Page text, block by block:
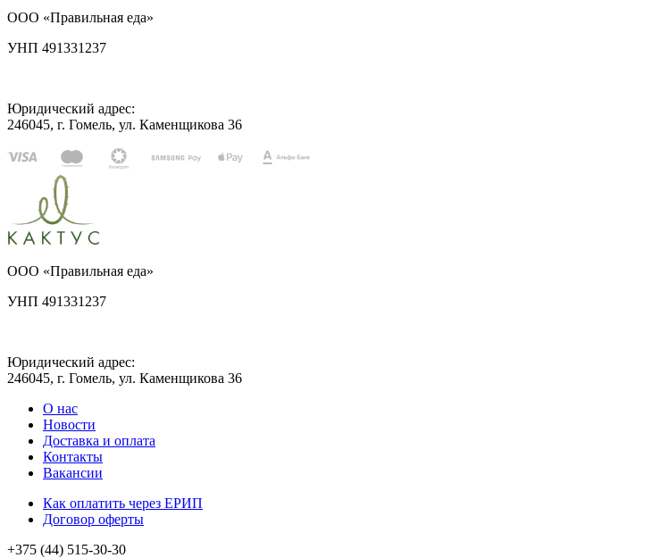
ООО «Правильная еда»
УНП 491331237
Юридический адрес:
246045, г. Гомель, ул. Каменщикова 36
ООО «Правильная еда»
УНП 491331237
Юридический адрес:
246045, г. Гомель, ул. Каменщикова 36
О нас
Новости
Доставка и оплата
Контакты
Вакансии
Как оплатить через ЕРИП
Договор оферты
+375 (44) 515-30-30